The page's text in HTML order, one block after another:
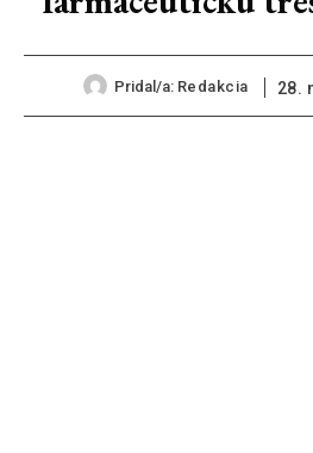
Pridal/a: Redakcia 28.